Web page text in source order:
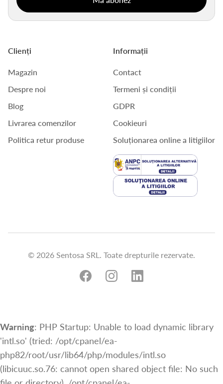
Clienți
Magazin
Despre noi
Blog
Livrarea comenzilor
Politica retur produse
Informații
Contact
Termeni și condiții
GDPR
Cookieuri
Soluționarea online a litigiilor
© 2026 Sentosa SRL. Toate drepturile rezervate.
Warning: PHP Startup: Unable to load dynamic library
'intl.so' (tried: /opt/cpanel/ea-
php82/root/usr/lib64/php/modules/intl.so
(libicuuc.so.76: cannot open shared object file: No such